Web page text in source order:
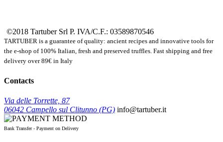
©2018 Tartuber Srl P. IVA/C.F.: 03589870546
TARTUBER is a guarantee of quality: ancient recipes and innovative tools for
the e-shop of 100% Italian, fresh and preserved truffles. Fast shipping and free
delivery over 89€ in Italy
Contacts
Via delle Torrette, 87
06042 Campello sul Clitunno (PG) info@tartuber.it
Bank Transfer - Payment on Delivery